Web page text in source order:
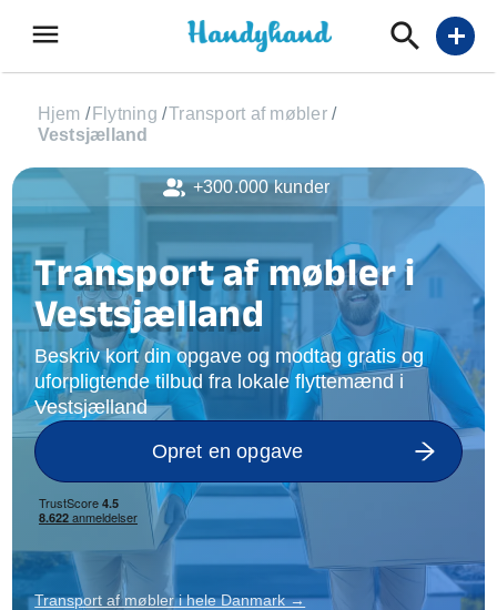
menu add
Hjem / Flytning /Transport af møbler /
Vestsjælland
Transport af møbler i
Vestsjælland
Beskriv kort din opgave og modtag gratis og
uforpligtende tilbud fra lokale flyttemænd i
Vestsjælland
Opret en opgave
Transport af møbler i hele Danmark →
+300.000 kunder